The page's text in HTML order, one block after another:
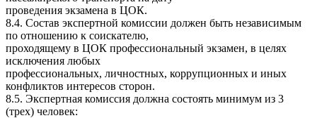
проведения экзамена в ЦОК.
8.4. Состав экспертной комиссии должен быть независимым
по отношению к соискателю,
проходящему в ЦОК профессиональный экзамен, в целях
исключения любых
профессиональных, личностных, коррупционных и иных
конфликтов интересов сторон.
8.5. Экспертная комиссия должна состоять минимум из 3
(трех) человек: